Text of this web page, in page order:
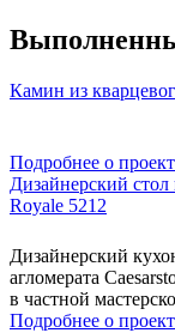
Камин из
Подробнее о
Дизайнерский стол
Royale 5212
Дизайнерский
агломерата
в частной
Подробнее о